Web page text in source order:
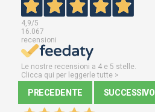
4,9/5
16.067
recensioni
Le nostre recensioni a 4 e 5 stelle.
Clicca qui per leggerle tutte >
PRECEDENTE SUCCESSIVO